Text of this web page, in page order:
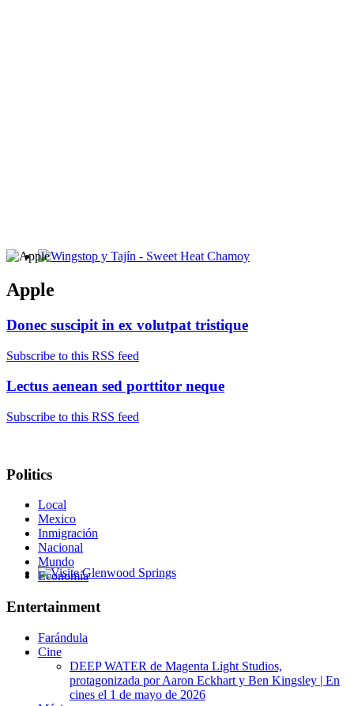
Apple
Donec suscipit in ex volutpat tristique
Subscribe to this RSS feed
Lectus aenean sed porttitor neque
Subscribe to this RSS feed
Politics
Local
Mexico
Inmigración
Nacional
Mundo
Economía
Entertainment
Farándula
Cine
DEEP WATER de Magenta Light Studios,
protagonizada por Aaron Eckhart y Ben Kingsley | En
cines el 1 de mayo de 2026